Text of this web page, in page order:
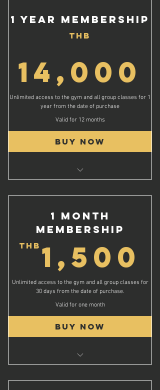
Unlimited Gym Access for 2 Years!
3 Free Kick-Starter Personal Training
Free Coffee on your Birthday and Renewal
Date*
รับข้อเสนอที่ดีที่สุด!
ชั้นเรียนกลุ่มไม่จำกัด
สิทธิ์เข้ายิมไม่จำกัดเป็นเวลา 2 ปี!
เซสชันการฝึกอบรมส่วนบุคคลฟรี 3 ครั้ง
กาแฟฟรีในวันเกิดและวันที่ต่ออายุของคุณ*
1 Year Membership
THB
14,000
Unlimited access to the gym and all group classes for 1
year from the date of purchase
Valid for 12 months
Buy Now
Unlimited Group Classes
Access the gym for 1 year
1 Free Kick-Starter Personal Training
Free Coffee On Your Birthday and Renewal
Date*
ชั้นเรียนกลุ่มไม่จำกัด
เข้าฟิตเนสเป็นเวลา 1 ปี
เซสชันการฝึกอบรมส่วนบุคคลฟรี 1 ครั้ง
กาแฟฟรีในวันเกิดและวันที่ต่ออายุของคุณ*
1 Month
Membership
THB 1,500
Unlimited access to the gym and all group classes for
30 days from the date of purchase.
Valid for one month
Buy Now
Unlimited Group Classes
Access the Gym For 30 Days